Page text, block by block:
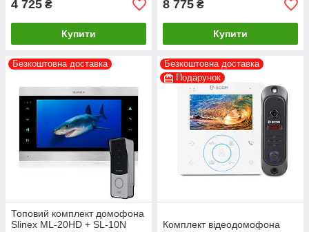
4 725 ₴
Купити
8 775 ₴
Купити
Безкоштовна доставка
Топовий комплект домофона
Slinex ML-20HD + SL-10N
Безкоштовна доставка
Подарунок
Комплект відеодомофона